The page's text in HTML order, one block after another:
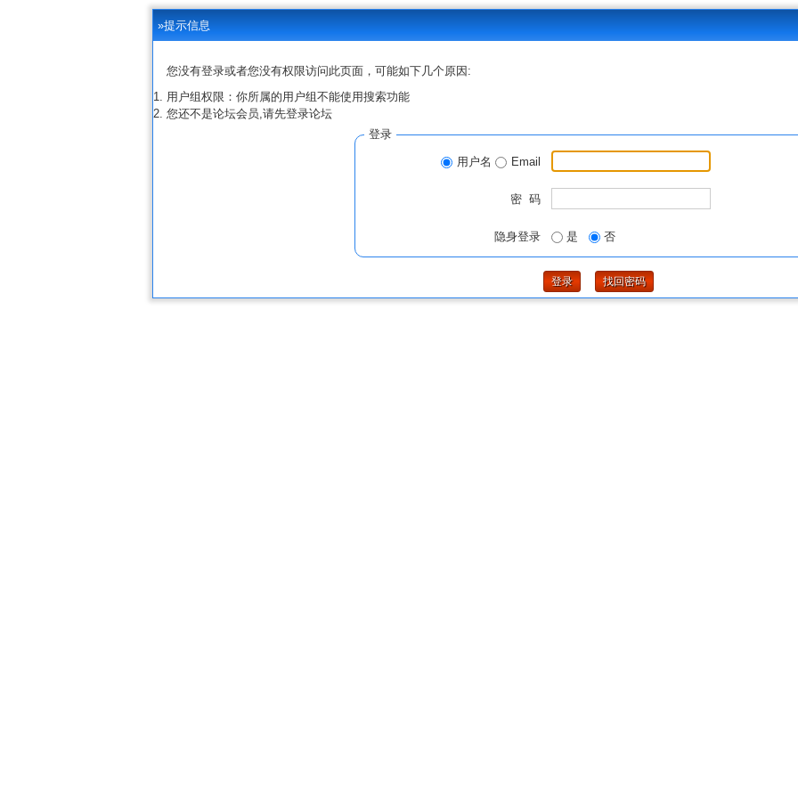
»提示信息
您没有登录或者您没有权限访问此页面，可能如下几个原因:
用户组权限：你所属的用户组不能使用搜索功能
您还不是论坛会员,请先登录论坛
登录
用户名 Email
密 码
隐身登录 是 否